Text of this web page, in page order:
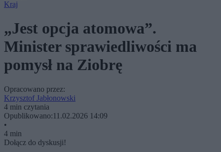
Kraj
„Jest opcja atomowa”.
Minister sprawiedliwości ma
pomysł na Ziobrę
Opracowano przez:
Krzysztof Jabłonowski
4 min czytania
Opublikowano:11.02.2026 14:09
•
4 min
Dołącz do dyskusji!